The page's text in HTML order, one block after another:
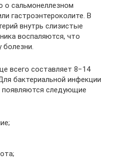
о сальмонеллезном
гастроэнтероколите. В
внутрь слизистые
воспаляются, что
болезни.
всего составляет 8−14
бактериальной инфекции
появляются следующие